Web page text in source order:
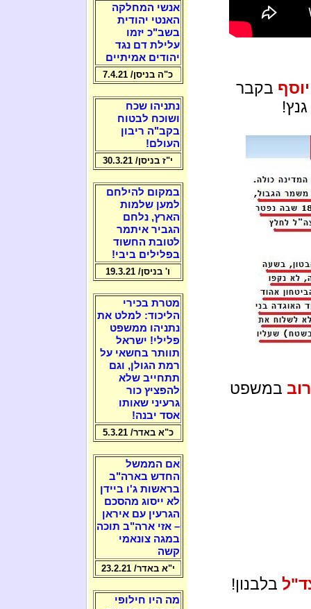
בקבר
במשפט
בלבנון!
אנשי המחלקה
האנטי יהודית
בשב"כ יזמו
עלילת דם נגד
יהודים אמיתיים
כ"ה בניסן/ 7.4.21
נתניהו שכח
ושוכח לבטוח
בקב"ה ריבון
העולם!
י"ז בניסן/ 30.3.21
במקום להילחם
למען שלמות
הארץ, נלחם
הגביר איתמר
לטובת החשוד
בפלילים ביבי!
ו' בניסן/ 19.3.21
מטרת בכירי
הליכוד: למלט את
נתניהו ממשפט
פלילי! ישראל
תוותר בחשאי על
רמת הגולן, וגם
תתחייב שלא
להפציץ כור
גרעיני שאותו
אסד יבנה!
כ"א באדר/ 5.3.21
אם הממשל
החדש בארה"ב
בראשות ג'ו ביידן
לא ייסוג מהסכם
הגרעין עם איראן
– אזי ארה"ב תוכה
במגה צונאמי
קשה
י"א באדר/ 23.2.21
מה היו חילופי